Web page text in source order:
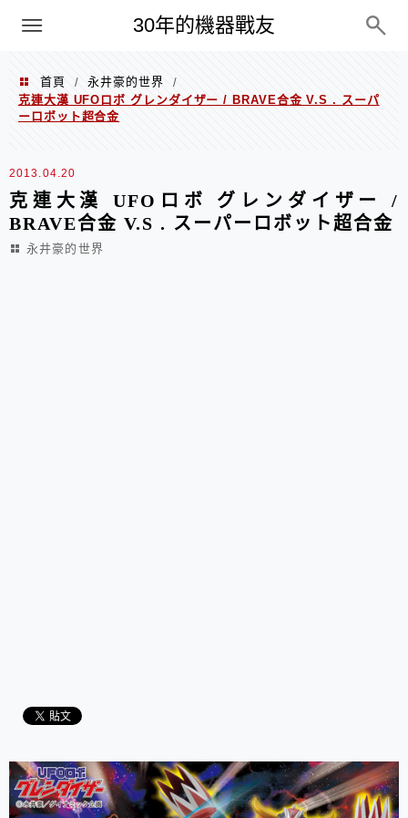
30年的機器戰友
PC
首頁 / 永井豪的世界
/
克連大漢 UFOロボ グレンダイザー / BRAVE合金 V.S . スーパ
ーロボット超合金
2013.04.20
克連大漢 UFOロボ グレンダイザー /
BRAVE合金 V.S . スーパーロボット超合金
永井豪的世界